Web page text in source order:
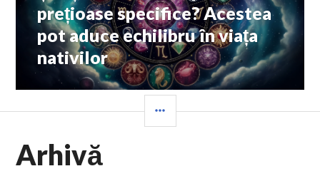
post:
prețioase specifice? Acestea
pot aduce echilibru în viața
nativilor
Arhivă